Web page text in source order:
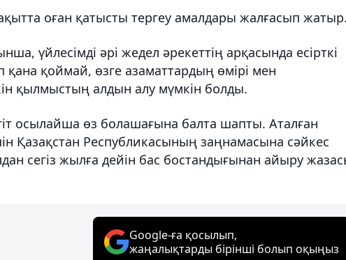
оған қатысты тергеу амалдары жалғасып
үйлесімді әрі жедел әрекеттің арқасында есірткі
қоймай, өзге азаматтардың өмірі мен
қылмыстың алдын алу мүмкін болды.
осылайша өз болашағына балта шапты. Аталған
Қазақстан Республикасының заңнамасына сәйкес
сегіз жылға дейін бас бостандығынан айыру
Google-ға қосылып,
жаңалықтарды бірінші болып оқыңыз